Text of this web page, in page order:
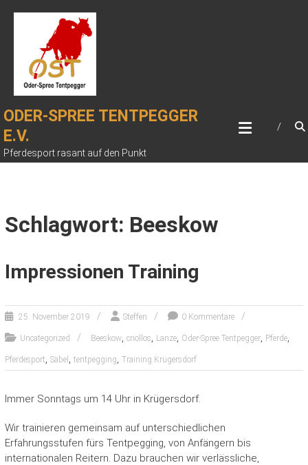
ODER-SPREE TENTPEGGER
E.V.
Pferdesport rasant auf den Punkt
Schlagwort: Beeskow
Impressionen Training
25. November 2019 Steffen 0 Kommentare
Uncategorized Beeskow, criollos, Lanze, Oder-Spree Tentpegger, Pferde,
Pferdesport, Säbel , tentpegging, Training.Krügersdorf
Immer Sonntags um 14 Uhr in Krügersdorf.
Wir trainieren gemeinsam auf unterschiedlichen
Erfahrungsstufen fürs Tentpegging, von Anfängern bis
internationalen Reitern. Dazu brauchen wir verlässliche,